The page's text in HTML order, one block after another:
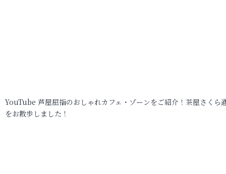
YouTube 芦屋屈指のおしゃれカフェ・ゾーンをご紹介！茶屋さくら
をお散歩しました！